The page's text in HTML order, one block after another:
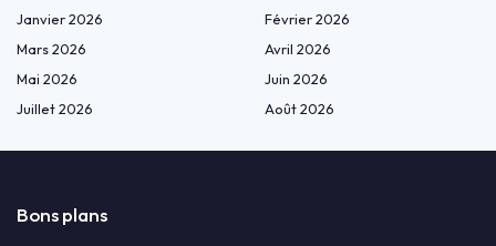
Janvier 2026
Février 2026
Mars 2026
Avril 2026
Mai 2026
Juin 2026
Juillet 2026
Août 2026
Bons plans